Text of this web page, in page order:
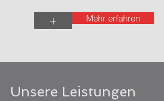
+ Mehr erfahren
Unsere Leistungen